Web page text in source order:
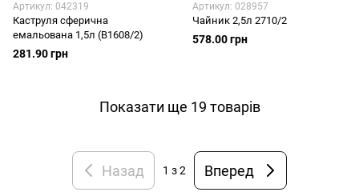
Артикул: 042319
Каструля сферична
емальована 1,5л (В1608/2)
281.90 грн
Артикул: 028957
Чайник 2,5л 2710/2
578.00 грн
Показати ще 19 товарів
Назад 1 з 2 Вперед